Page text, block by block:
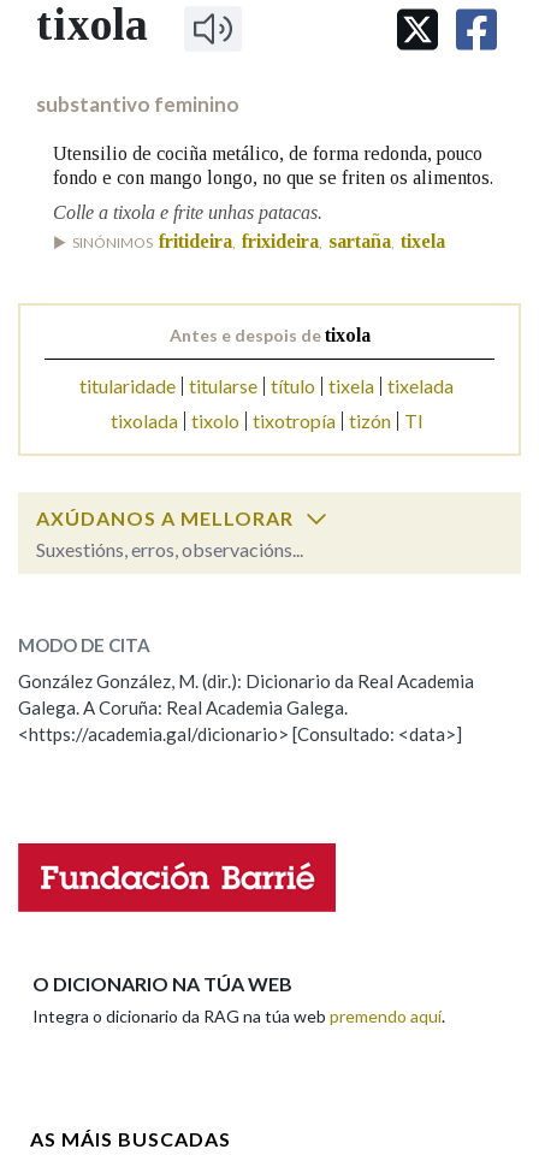
IDENTIDADE CORPORATIVA
MARCIAL DEL ADALID
FIGURAS HOMENAXEADAS
PRIMAVERA DAS LETRAS
PORTAL DAS PALABRAS
Facebook
TwitterYoutubeInstagram
Bluesky
BUSCAR NOS LEMAS
Remata por
BUSCAR NO CONTIDO
Nas definicións
Nos exemplos
OUTRAS OPCIÓNS DE BUSCA
tixola
substantivo feminino
Utensilio de cociña metálico, de forma redonda, pouco
fondo e con mango longo, no que se friten os alimentos.
Colle a tixola e frite unhas patacas.
SINÓNIMOS fritideira frixideira sartaña tixela
Antes e despois detixola
titularidade titularse título tixela tixelada
tixolada tixolo tixotropía tizón Tl
AXÚDANOS A MELLORAR
Suxestións, erros, observacións...
ESCOLLE UNHA OPCIÓN:
Observación Hai un erro na palabra
Propoño mellorar a definición
Nome
MODO DE CITA
González González, M. (dir.): Dicionario da Real Academia
Galega. A Coruña: Real Academia Galega.
<https://academia.gal/dicionario> [Consultado: <data>]
O DICIONARIO NA TÚA WEB
Integra o dicionario da RAG na túa web premendo aquí.
AS MÁIS BUSCADAS